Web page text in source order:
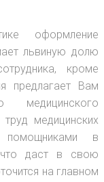
оформление
львиную долю
кроме
предлагает Вам
медицинского
медицинских
в
что даст в свою
на главном